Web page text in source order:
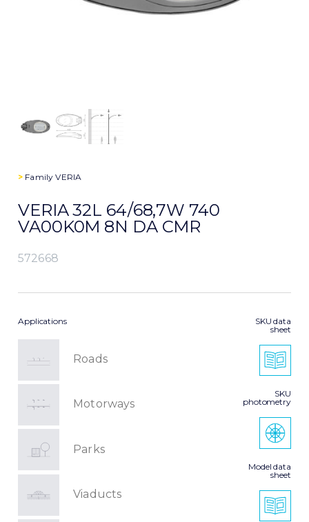
> FamilyVERIA
VERIA 32L 64/68,7W 740
VA00K0M 8N DA CMR
572668
Applications
Roads
Motorways
Parks
Viaducts
SKU data
sheet
SKU
photometry
Model data
sheet